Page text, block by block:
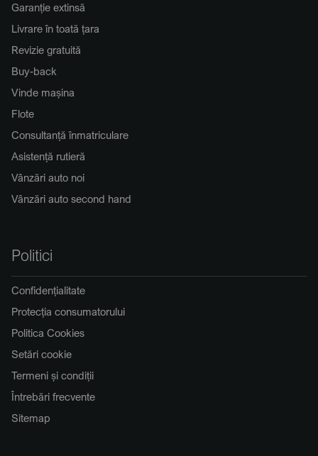
Garanție extinsă
Livrare în toată țara
Revizie gratuită
Buy-back
Vinde mașina
Flote
Consultanță înmatriculare
Asistență rutieră
Vânzări auto noi
Vânzări auto second hand
Politici
Confidențialitate
Protecția consumatorului
Politica Cookies
Setări cookie
Termeni și condiții
Întrebări frecvente
Sitemap